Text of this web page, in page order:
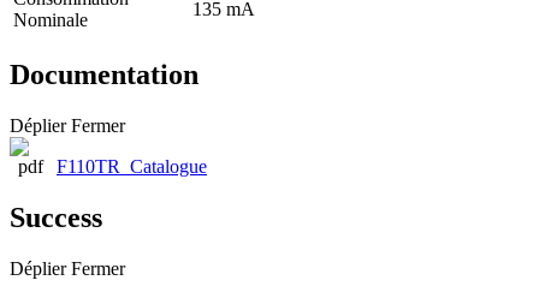
Nominale
135 mA
Documentation
Déplier Fermer
F110TR_Catalogue
Success
Déplier Fermer